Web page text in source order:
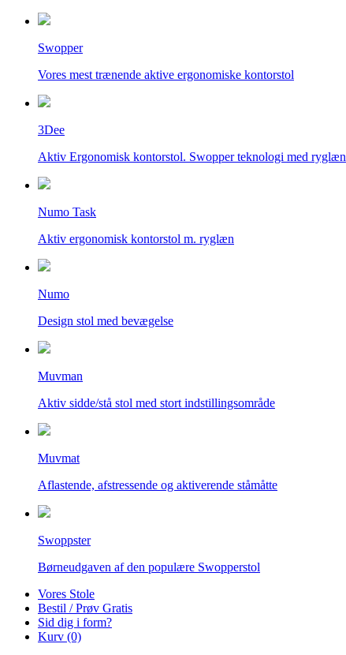
Swopper
Vores mest trænende aktive ergonomiske kontorstol
3Dee
Aktiv Ergonomisk kontorstol. Swopper teknologi med ryglæn
Numo Task
Aktiv ergonomisk kontorstol m. ryglæn
Numo
Design stol med bevægelse
Muvman
Aktiv sidde/stå stol med stort indstillingsområde
Muvmat
Aflastende, afstressende og aktiverende ståmåtte
Swoppster
Børneudgaven af den populære Swopperstol
Vores Stole
Bestil / Prøv Gratis
Sid dig i form?
Kurv (0)